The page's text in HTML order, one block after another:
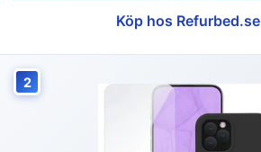
Köp hos Refurbed.se
2